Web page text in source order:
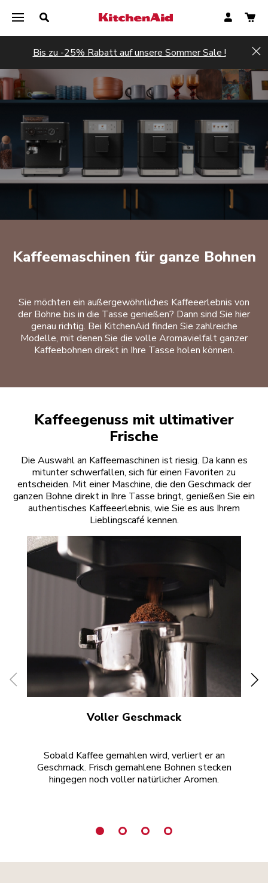
Bis zu -25% Rabatt auf unsere Sommer Sale !
Kaffeemaschinen für ganze Bohnen
Sie möchten ein außergewöhnliches Kaffeeerlebnis von
der Bohne bis in die Tasse genießen? Dann sind Sie hier
genau richtig. Bei KitchenAid finden Sie zahlreiche
Modelle, mit denen Sie die volle Aromavielfalt ganzer
Kaffeebohnen direkt in Ihre Tasse holen können.
Kaffeegenuss mit ultimativer
Frische
Die Auswahl an Kaffeemaschinen ist riesig. Da kann es
mitunter schwerfallen, sich für einen Favoriten zu
entscheiden. Mit einer Maschine, die den Geschmack der
ganzen Bohne direkt in Ihre Tasse bringt, genießen Sie ein
authentisches Kaffeeerlebnis, wie Sie es aus Ihrem
Lieblingscafé kennen.
Voller Geschmack
Sobald Kaffee gemahlen wird, verliert er an
Geschmack. Frisch gemahlene Bohnen stecken
hingegen noch voller natürlicher Aromen.